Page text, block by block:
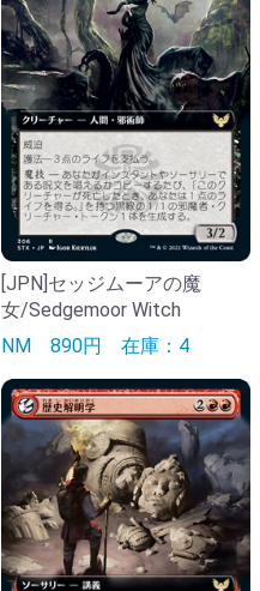
[JPN]セッジムーアの魔
女/Sedgemoor Witch
NM 890円 在庫：4